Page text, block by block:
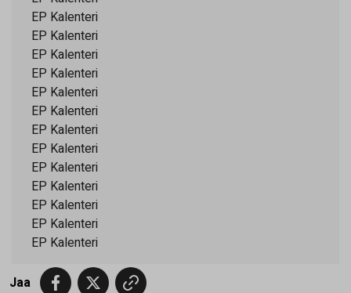
EP Kalenteri
EP Kalenteri
EP Kalenteri
EP Kalenteri
EP Kalenteri
EP Kalenteri
EP Kalenteri
EP Kalenteri
EP Kalenteri
EP Kalenteri
EP Kalenteri
EP Kalenteri
EP Kalenteri
Jaa